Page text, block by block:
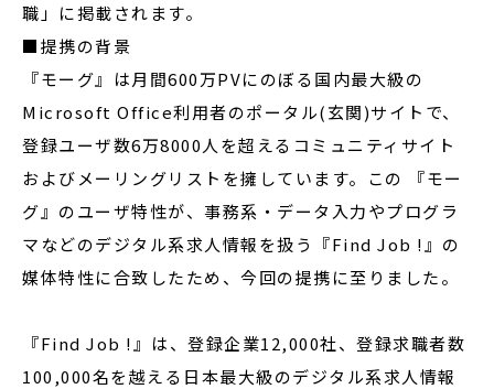
職」に掲載されます。
■提携の背景
『モーグ』は月間600万PVにのぼる国内最大級の
Microsoft Office利用者のポータル(玄関)サイトで、
登録ユーザ数6万8000人を超えるコミュニティサイト
およびメーリングリストを擁しています。この 『モー
グ』のユーザ特性が、事務系・データ入力やプログラ
マなどのデジタル系求人情報を扱う『Find Job !』の
媒体特性に合致したため、今回の提携に至りました。
『Find Job !』は、登録企業12,000社、登録求職者数
100,000名を越える日本最大級のデジタル系求人情報